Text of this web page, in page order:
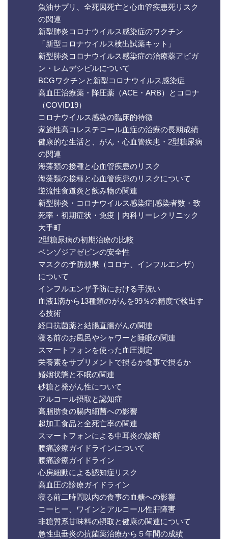
魚油サプリ、全死因死亡と心血管疾患死リスク
の関連
新型肺炎コロナウイルス感染症のワクチン
「新型コロナウイルス検出試薬キット」
新型肺炎コロナウイルス感染症の治療薬アビガ
ン・レムデシビルについて
BCGワクチンと新型コロナウイルス感染症
高血圧治療薬・降圧薬（ACE・ARB）とコロナ
（COVID19）
コロナウイルス感染の臨床的特徴
家族性高コレステロール血症の治療の長期成績
健康的な生活と、がん・心血管疾患・2型糖尿病
の関連
海藻類の接種と心血管疾患のリスク
海藻類の接種と心血管疾患のリスクについて
逆流性食道炎と飲み物の関連
新型肺炎・コロナウイルス感染症|感染者数・致
死率・初期症状・免疫｜内科リーレクリニック
大手町
2型糖尿病の初期治療の比較
ベンゾジアゼピンの安全性
マスクの予防効果（コロナ、インフルエンザ）
について
インフルエンザ予防における手洗い
血液1滴から13種類のがんを99％の精度で検出す
る技術
経口抗菌薬と結腸直腸がんの関連
寝る前のお風呂やシャワーと睡眠の関連
スマートフォンを使った血圧測定
栄養素をサプリメントで摂るか食事で摂るか
婚姻状態と不眠の関連
砂糖と発がん性について
アルコール摂取と認知症
高脂肪食の腸内細菌への影響
超加工食品と全死亡率の関連
スマートフォンによる中耳炎の診断
腰痛診療ガイドラインについて
腰痛診療ガイドライン
心房細動による認知症リスク
高血圧の診療ガイドライン
寝る前二時間以内の食事の血糖への影響
コーヒー、ワインとアルコール性肝障害
非糖質系甘味料の摂取と健康の関連について
急性虫垂炎の抗菌薬治療から５年間の成績